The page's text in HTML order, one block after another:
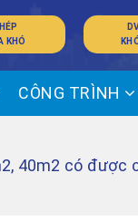
KHÓ
CÔNG TRÌNH
40m2 có